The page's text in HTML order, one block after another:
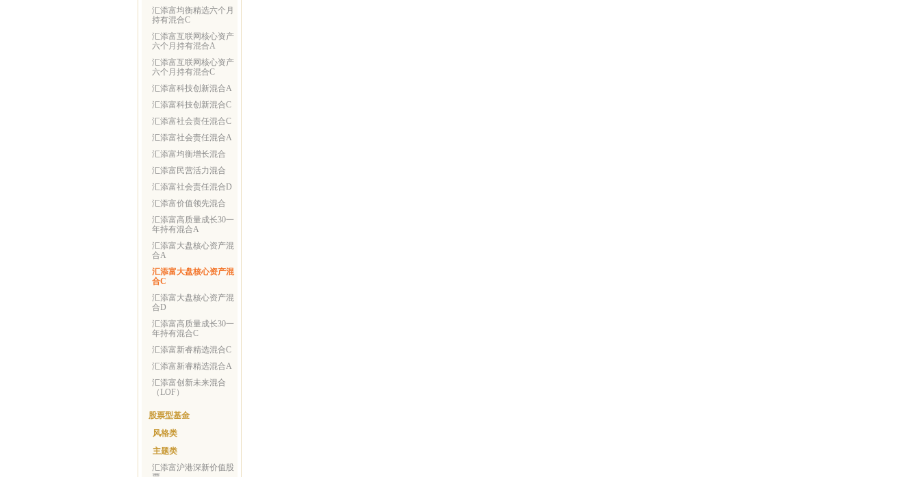
汇添富均衡精选六个月
持有混合C
汇添富互联网核心资产
六个月持有混合A
汇添富互联网核心资产
六个月持有混合C
汇添富科技创新混合A
汇添富科技创新混合C
汇添富社会责任混合C
汇添富社会责任混合A
汇添富均衡增长混合
汇添富民营活力混合
汇添富社会责任混合D
汇添富价值领先混合
汇添富高质量成长30一
年持有混合A
汇添富大盘核心资产混
合A
汇添富大盘核心资产混
合C
汇添富大盘核心资产混
合D
汇添富高质量成长30一
年持有混合C
汇添富新睿精选混合C
汇添富新睿精选混合A
汇添富创新未来混合
（LOF）
股票型基金
风格类
主题类
汇添富沪港深新价值股